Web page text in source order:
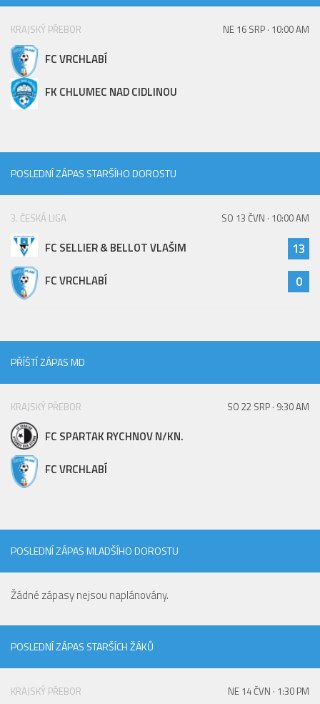
Realizační tým
Zápasy
St. žáci
Zápasy
Hráči
Realizační tým
Mladší přípravka
Realizační tým
Kontakty
Vzkazy
Bazárek
KRAJSKÝ PŘEBOR NE 16 SRP · 10:00 AM
FC VRCHLABÍ
FK CHLUMEC NAD CIDLINOU
POSLEDNÍ ZÁPAS STARŠÍHO DOROSTU
3. ČESKÁ LIGA SO 13 ČVN · 10:00 AM
FC SELLIER & BELLOT VLAŠIM 13
FC VRCHLABÍ 0
PŘÍŠTÍ ZÁPAS MD
KRAJSKÝ PŘEBOR SO 22 SRP · 9:30 AM
FC SPARTAK RYCHNOV N/KN.
FC VRCHLABÍ
POSLEDNÍ ZÁPAS MLADŠÍHO DOROSTU
Žádné zápasy nejsou naplánovány.
POSLEDNÍ ZÁPAS STARŠÍCH ŽÁKŮ
KRAJSKÝ PŘEBOR NE 14 ČVN · 1:30 PM